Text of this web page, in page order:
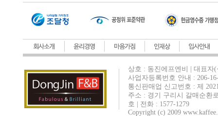
상호 : 동진에프엔비 | 대표
사업자등록번호 안내 : 206-
통신판매업 신고번호 : 제
주소 : 경기 구리시 갈매순환
호 | 전화 : 1577-1279
Copyright (c) 2009